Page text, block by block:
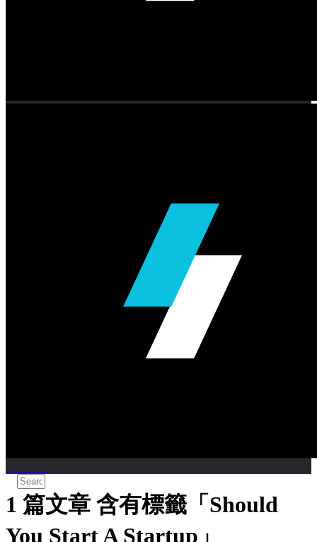
1 篇文章 含有標籤「Should
You Start A Startup」